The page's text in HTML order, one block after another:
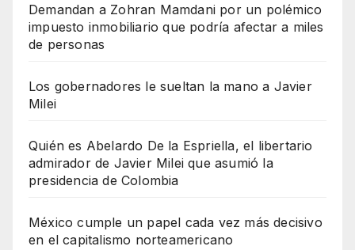
Demandan a Zohran Mamdani por un polémico
impuesto inmobiliario que podría afectar a miles
de personas
Los gobernadores le sueltan la mano a Javier
Milei
Quién es Abelardo De la Espriella, el libertario
admirador de Javier Milei que asumió la
presidencia de Colombia
México cumple un papel cada vez más decisivo
en el capitalismo norteamericano